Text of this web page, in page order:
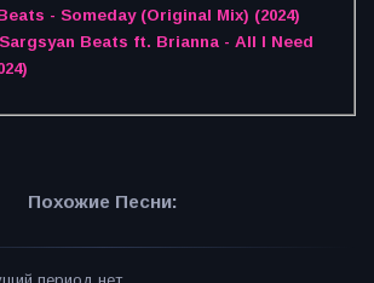
- Someday (Original Mix) (2024)
Beats ft. Brianna - All I Need
Похожие Песни: